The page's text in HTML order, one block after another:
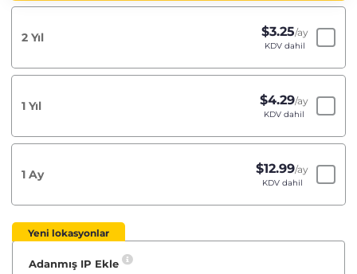
2 Yıl $3.25/ay
KDV dahil
1 Yıl $4.29/ay
KDV dahil
1 Ay $12.99/ay
KDV dahil
Yeni lokasyonlar
Adanmış IP Ekle